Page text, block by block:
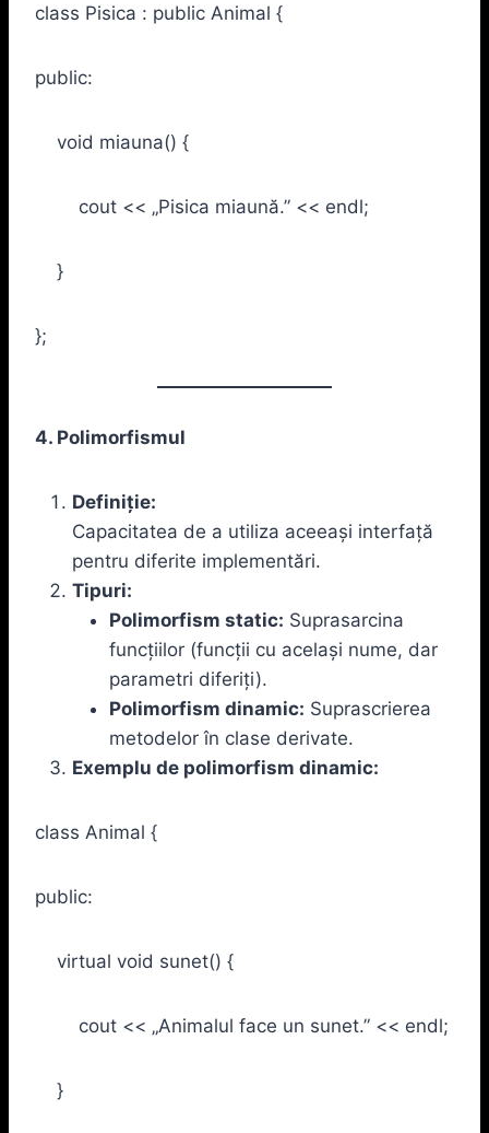
class Pisica : public Animal {
public:
void miauna() {
cout << „Pisica miaună.” << endl;
}
};
4. Polimorfismul
Definiție:
Capacitatea de a utiliza aceeași interfață
pentru diferite implementări.
Tipuri:
Polimorfism static: Suprasarcina
funcțiilor (funcții cu același nume, dar
parametri diferiți).
Polimorfism dinamic: Suprascrierea
metodelor în clase derivate.
Exemplu de polimorfism dinamic:
class Animal {
public:
virtual void sunet() {
cout << „Animalul face un sunet.” << endl;
}